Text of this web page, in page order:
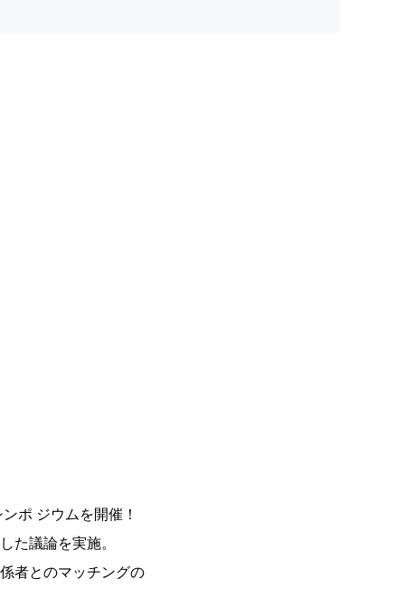
ポ ジウムを開催！
た議論を実施。
者とのマッチングの